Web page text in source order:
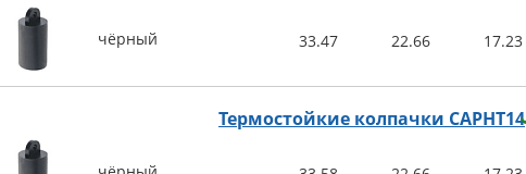
чёрный 33.47 22.66 17.23
Термостойкие колпачки CAPHT14